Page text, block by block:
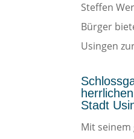
Steffen
Bürger
Usingen
Stadt
Mit